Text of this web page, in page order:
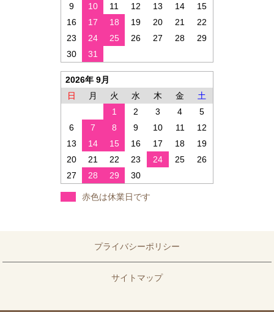
9
10 11 12 13 14
15
16
17 18 19 20 21
22
23
24 25 26 27 28
29
30
31
2026年 9月
日
月 火 水 木 金
土
1
2 3 4
5
6
7 8 9 10 11
12
13
14 15 16 17 18
19
20
21 22 23 24 25
26
27
28 29 30
赤色は休業日です
プライバシーポリシー
サイトマップ